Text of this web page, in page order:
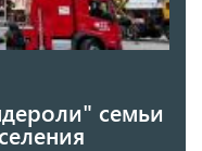
семьи